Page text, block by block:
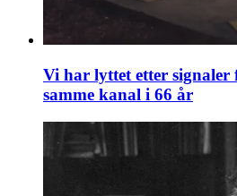
Vi har lyttet etter signaler
samme kanal i 66 år